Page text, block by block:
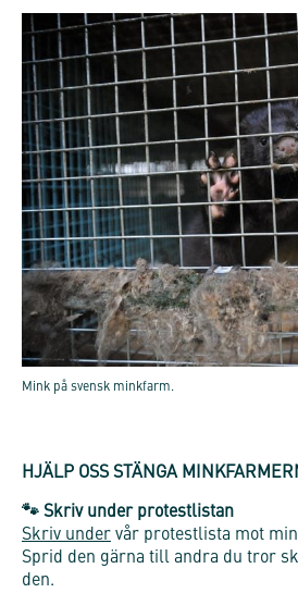
Mink på svensk minkfarm.
HJÄLP OSS STÄNGA
🐾 Skriv under protestlistan
Skriv under vår protestlista mot
Sprid den gärna till andra du tror
den.